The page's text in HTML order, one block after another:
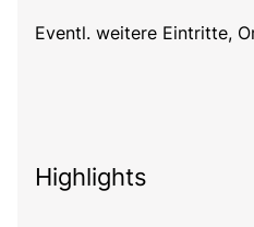
Eventl. weitere Eintritte,
Highlights